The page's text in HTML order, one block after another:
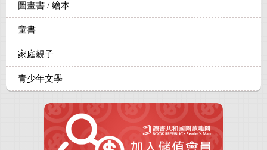
圖畫書 / 繪本
童書
家庭親子
青少年文學